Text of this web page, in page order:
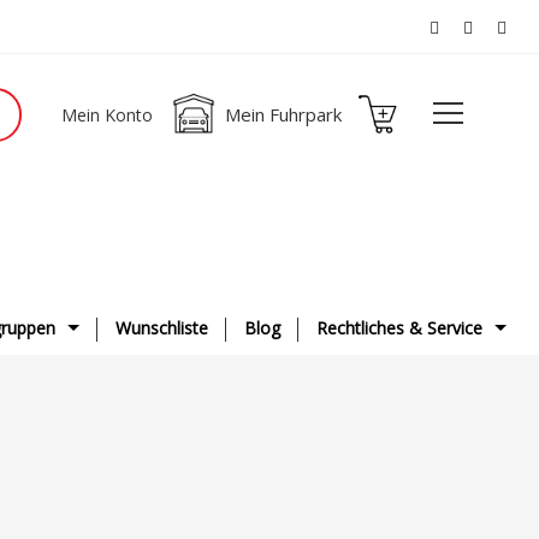
Mein Konto Mein Fuhrpark
Wunschliste Blog Rechtliches & Service